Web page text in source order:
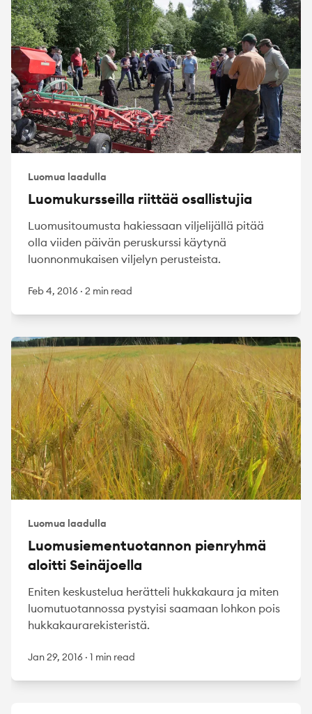
Luomua laadulla
Luomukursseilla riittää osallistujia
Luomusitoumusta hakiessaan viljelijällä pitää
olla viiden päivän peruskurssi käytynä
luonnonmukaisen viljelyn perusteista.
Feb 4, 2016 · 2 min read
Luomua laadulla
Luomusiementuotannon pienryhmä
aloitti Seinäjoella
Eniten keskustelua herätteli hukkakaura ja miten
luomutuotannossa pystyisi saamaan lohkon pois
hukkakaurarekisteristä.
Jan 29, 2016 · 1 min read